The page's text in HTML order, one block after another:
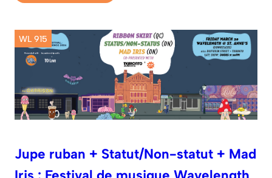
WL 915
Jupe ruban + Statut/Non-statut + Mad